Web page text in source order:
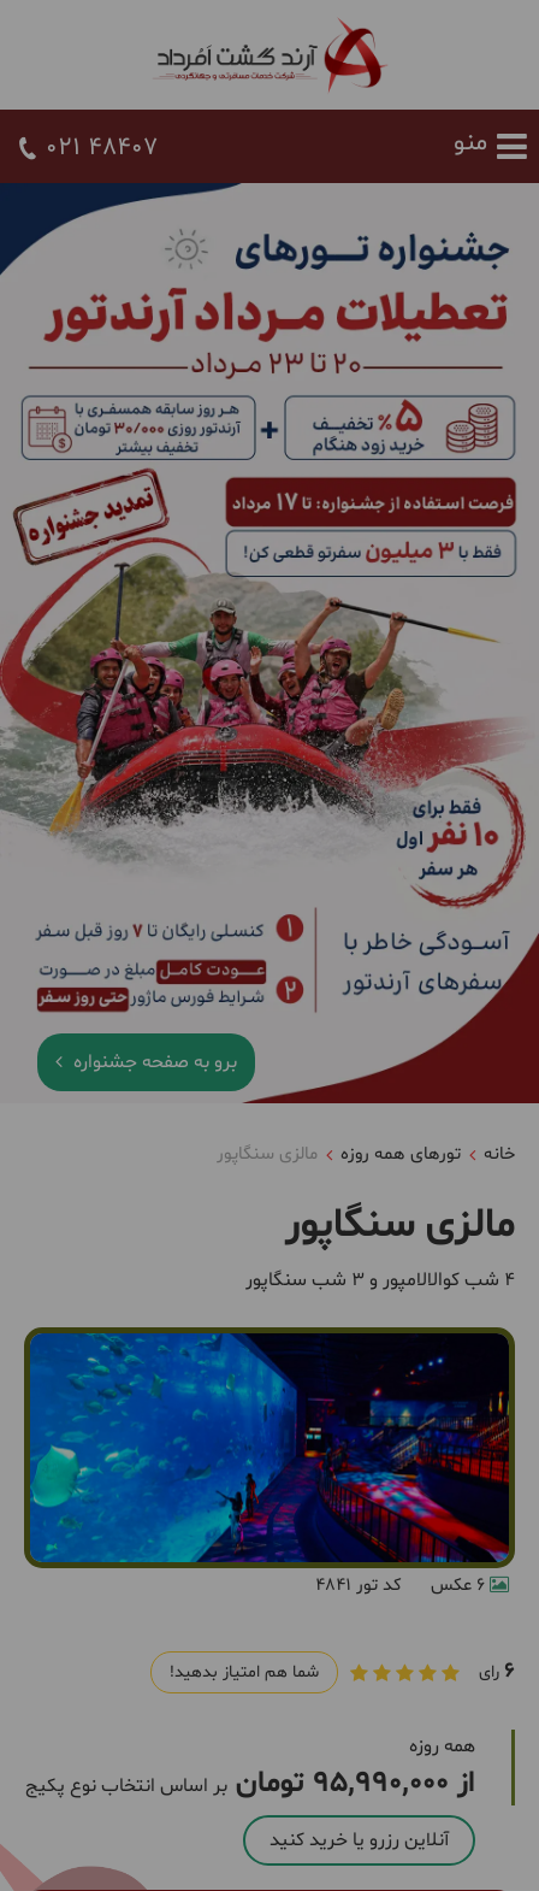
021 48407
برو به صفحه جشنواره
خانه تورهای همه روزه مالزی سنگاپور
مالزی سنگاپور
4 شب کوالالامپور و 3 شب سنگاپور
کد تور 4841
6 رای شما هم امتیاز بدهید!
همه روزه
از 95,990,000 تومان بر اساس انتخاب نوع پکیج
آنلاین رزرو یا خرید کنید